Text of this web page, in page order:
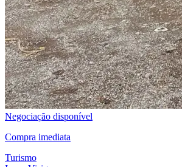
Negociação disponível
Compra imediata
Turismo